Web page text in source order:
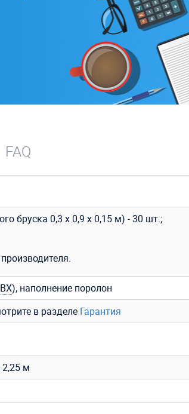
FAQ
бруска 0,3 х 0,9 х 0,15 м) - 30 шт.;
), наполнение поролон
в разделе Гарантия
2,25 м